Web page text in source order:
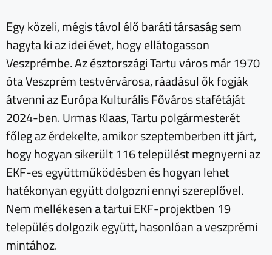
Egy közeli, mégis távol élő baráti társaság sem
hagyta ki az idei évet, hogy ellátogasson
Veszprémbe. Az észtországi Tartu város már 1970
óta Veszprém testvérvárosa, ráadásul ők fogják
átvenni az Európa Kulturális Főváros stafétáját
2024-ben. Urmas Klaas, Tartu polgármesterét
főleg az érdekelte, amikor szeptemberben itt járt,
hogy hogyan sikerült 116 települést megnyerni az
EKF-es együttműködésben és hogyan lehet
hatékonyan együtt dolgozni ennyi szereplővel.
Nem mellékesen a tartui EKF-projektben 19
település dolgozik együtt, hasonlóan a veszprémi
mintához.